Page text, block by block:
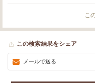
こ
この検索結果をシェア
メールで送る